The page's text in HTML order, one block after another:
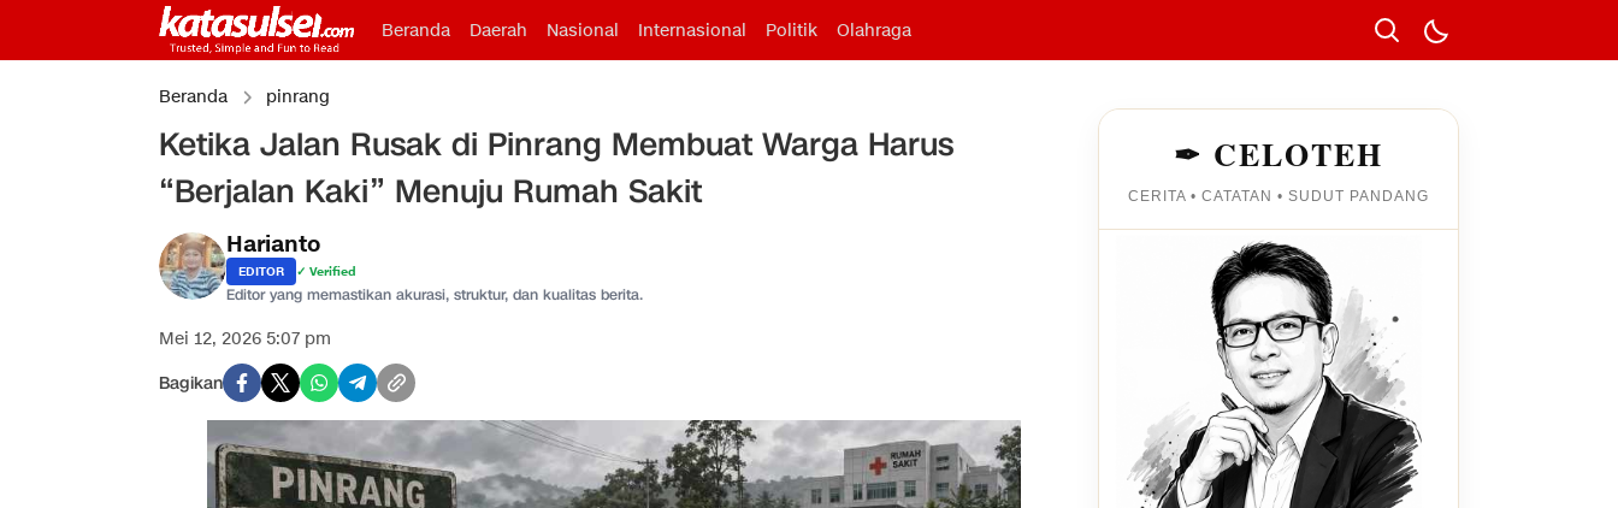
Beranda Daerah Nasional Internasional Politik Olahraga
Beranda pinrang
Ketika Jalan Rusak di Pinrang Membuat Warga Harus
“Berjalan Kaki” Menuju Rumah Sakit
Harianto
EDITOR ✓ Verified
Editor yang memastikan akurasi, struktur, dan kualitas berita.
Mei 12, 2026 5:07 pm
Bagikan
✒ CELOTEH
CERITA • CATATAN • SUDUT PANDANG